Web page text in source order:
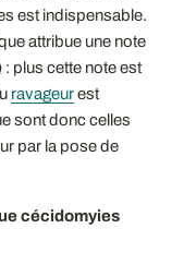
est indispensable.
attribue une note
: plus cette note est
ravageurest
sont donc celles
par la pose de
cécidomyies